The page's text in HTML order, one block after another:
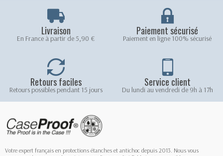
Livraison
En France à partir de 5,90 €
Paiement sécurisé
Paiement en ligne 100% sécurisé
Retours faciles
Retours possibles pendant 15 jours
Service client
Du lundi au vendredi de 9h à 17h
Votre expert français en protections étanches et antichoc depuis 2013. Nous vous